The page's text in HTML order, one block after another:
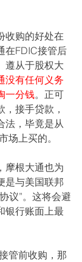
收购的好处在
在FDIC接管后
遵从于股权大
没有任何义务
一分钱。正可
接手贷款，
法，毕竟是从
场上买的。
摩根大通也为
是与美国联邦
议”。这将会避
银行账面上最
管前收购，那